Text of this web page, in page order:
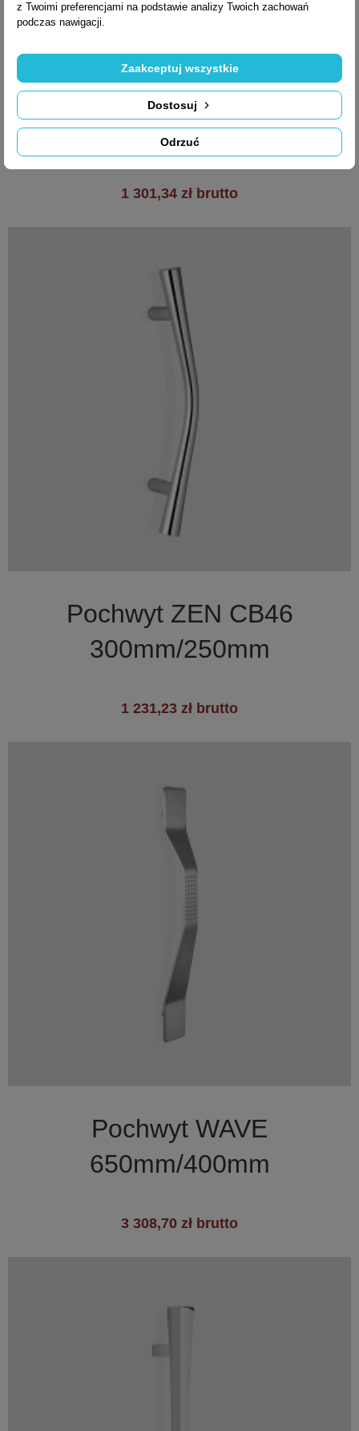
Szybki podgląd
Pochwyt ZEN CB36
300mm/250mm
1 301,34 zł brutto
Pochwyt ZEN CB46
300mm/250mm
1 231,23 zł brutto
Pochwyt WAVE
650mm/400mm
3 308,70 zł brutto
z Twoimi preferencjami na podstawie analizy Twoich zachowań
podczas nawigacji.
Odrzuć
Dostosuj
Zaakceptuj wszystkie